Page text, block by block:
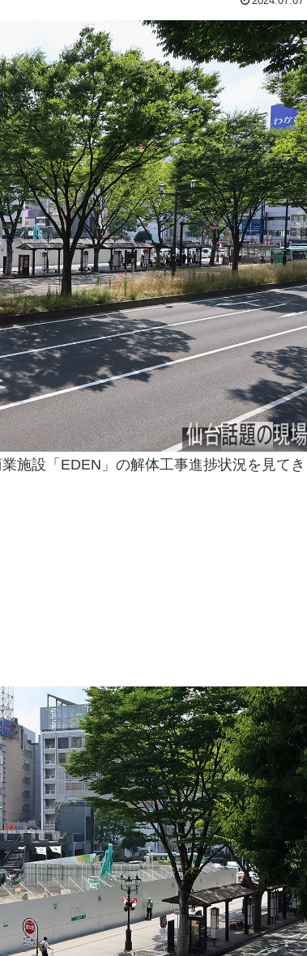
施設「EDEN」の解体工事進捗状況を見てき